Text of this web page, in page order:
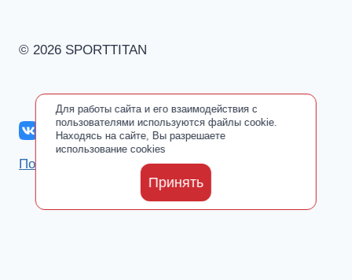
© 2026 SPORTTITAN
Политика обработки персональных данных
Для работы сайта и его взаимодействия с
пользователями используются файлы cookie.
Находясь на сайте, Вы разрешаете
использование cookies
Принять